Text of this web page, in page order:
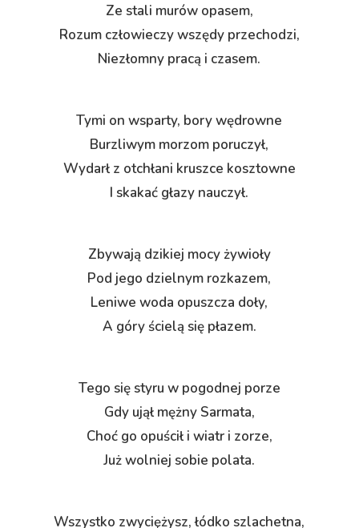
Ze stali murów opasem,
Rozum człowieczy wszędy przechodzi,
Niezłomny pracą i czasem.
Tymi on wsparty, bory wędrowne
Burzliwym morzom poruczył,
Wydarł z otchłani kruszce kosztowne
I skakać głazy nauczył.
Zbywają dzikiej mocy żywioły
Pod jego dzielnym rozkazem,
Leniwe woda opuszcza doły,
A góry ścielą się płazem.
Tego się styru w pogodnej porze
Gdy ujął mężny Sarmata,
Choć go opuścił i wiatr i zorze,
Już wolniej sobie polata.
Wszystko zwyciężysz, łódko szlachetna,